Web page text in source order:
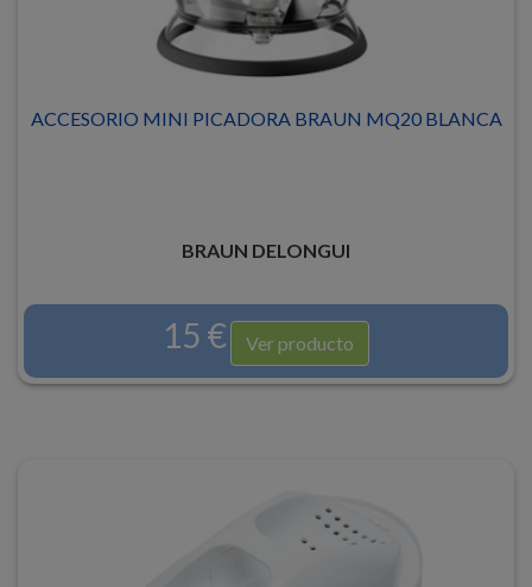
ACCESORIO MINI PICADORA BRAUN MQ20 BLANCA
BRAUN DELONGUI
15 € Ver producto